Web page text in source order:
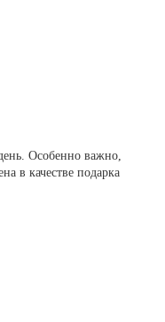
Особенно важно,
в качестве подарка